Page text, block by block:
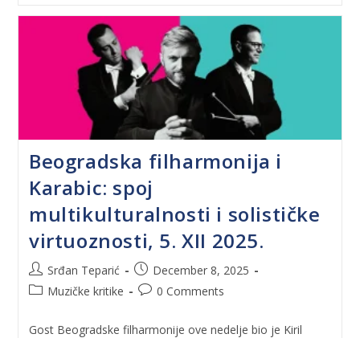
Beogradska filharmonija i
Karabic: spoj
multikulturalnosti i solističke
virtuoznosti, 5. XII 2025.
Srđan Teparić
December 8, 2025
Muzičke kritike
0 Comments
Gost Beogradske filharmonije ove nedelje bio je Kiril